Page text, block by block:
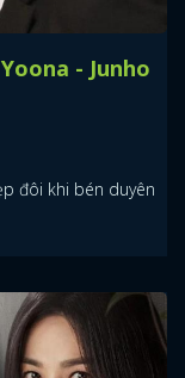
- Junho
đôi khi bén duyên